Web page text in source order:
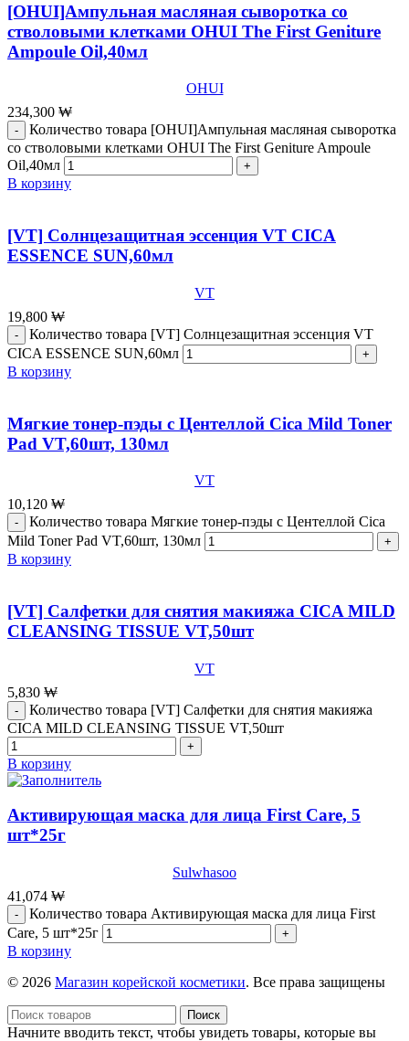
[OHUI]Ампульная масляная сыворотка со
стволовыми клетками OHUI The First Geniture
Ampoule Oil,40мл
OHUI
234,300 ₩
Количество товара [OHUI]Ампульная масляная сыворотка
со стволовыми клетками OHUI The First Geniture Ampoule
Oil,40мл
В корзину
[VT] Солнцезащитная эссенция VT CICA
ESSENCE SUN,60мл
VT
19,800 ₩
Количество товара [VT] Солнцезащитная эссенция VT
CICA ESSENCE SUN,60мл
В корзину
Мягкие тонер-пэды с Центеллой Cica Mild Toner
Pad VT,60шт, 130мл
VT
10,120 ₩
Количество товара Мягкие тонер-пэды с Центеллой Cica
Mild Toner Pad VT,60шт, 130мл
В корзину
[VT] Салфетки для снятия макияжа CICA MILD
CLEANSING TISSUE VT,50шт
VT
5,830 ₩
Количество товара [VT] Салфетки для снятия макияжа
CICA MILD CLEANSING TISSUE VT,50шт
В корзину
Активирующая маска для лица First Care, 5
шт*25г
Sulwhasoo
41,074 ₩
Количество товара Активирующая маска для лица First
Care, 5 шт*25г
В корзину
© 2026 Магазин корейской косметики. Все права защищены
Поиск
Начните вводить текст, чтобы увидеть товары, которые вы